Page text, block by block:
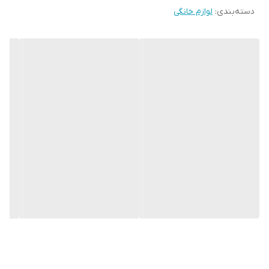
دسته‌بندی: لوازم خانگی